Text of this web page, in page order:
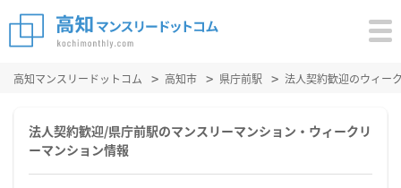
高知マンスリードットコム 高知市 県庁前駅 法人契約歓迎のウィー
法人契約歓迎/県庁前駅のマンスリーマンション・ウィークリ
ーマンション情報